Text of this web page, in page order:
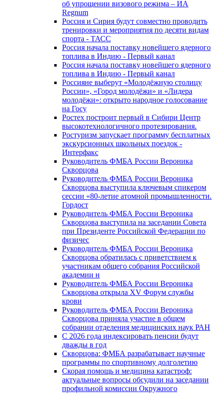
об упрощении визового режима – ИА
Regnum
Россия и Сирия будут совместно проводить
тренировки и мероприятия по десяти видам
спорта - ТАСС
Россия начала поставку новейшего ядерного
топлива в Индию - Первый канал
Россия начала поставку новейшего ядерного
топлива в Индию - Первый канал
Россияне выберут «Молодёжную столицу
России», «Город молодёжи» и «Лидера
молодёжи»: открыто народное голосование
на Госу
Ростех построит первый в Сибири Центр
высокотехнологичного протезирования.
Ростуризм запускает программу бесплатных
экскурсионных школьных поездок -
Интерфакс
Руководитель ФМБА России Вероника
Скворцова
Руководитель ФМБА России Вероника
Скворцова выступила ключевым спикером
сессии «80-летие атомной промышленности.
Гордост
Руководитель ФМБА России Вероника
Скворцова выступила на заседании Совета
при Президенте Российской Федерации по
физичес
Руководитель ФМБА России Вероника
Скворцова обратилась с приветствием к
участникам общего собрания Российской
академии н
Руководитель ФМБА России Вероника
Скворцова открыла XV Форум службы
крови
Руководитель ФМБА России Вероника
Скворцова приняла участие в общем
собрании отделения медицинских наук РАН
С 2026 года индексировать пенсии будут
дважды в год
Скворцова: ФМБА разрабатывает научные
программы по спортивному долголетию
Скорая помощь и медицина катастроф:
актуальные вопросы обсудили на заседании
профильной комиссии Окружного